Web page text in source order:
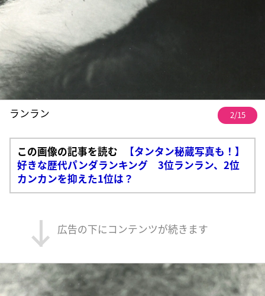
ランラン 2/15
この画像の記事を読む
【タンタン秘蔵写真も！】
好きな歴代パンダランキング 3位ランラン、2位
カンカンを抑えた1位は？
広告の下にコンテンツが続きます